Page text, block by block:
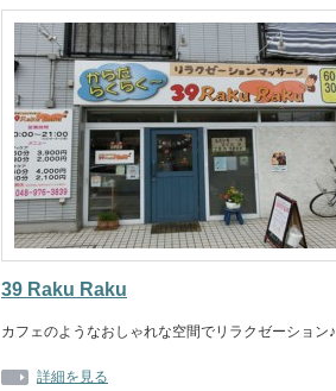
39 Raku Raku
カフェのようなおしゃれな空間でリラクゼーション♪
詳細を見る